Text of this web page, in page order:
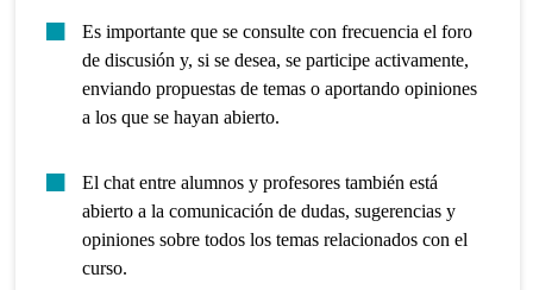
Es importante que se consulte con frecuencia el foro
de discusión y, si se desea, se participe activamente,
enviando propuestas de temas o aportando opiniones
a los que se hayan abierto.
El chat entre alumnos y profesores también está
abierto a la comunicación de dudas, sugerencias y
opiniones sobre todos los temas relacionados con el
curso.